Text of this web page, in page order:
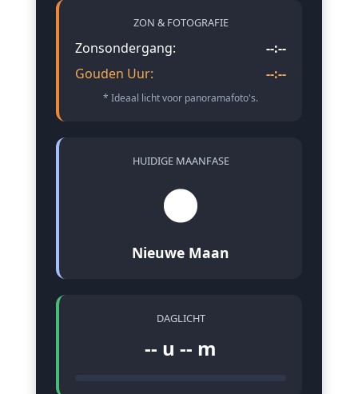
ZON & FOTOGRAFIE
Zonsondergang:
--:--
Gouden Uur:
--:--
* Ideaal licht voor panoramafoto's.
HUIDIGE MAANFASE
🌑
Nieuwe Maan
DAGLICHT
-- u -- m